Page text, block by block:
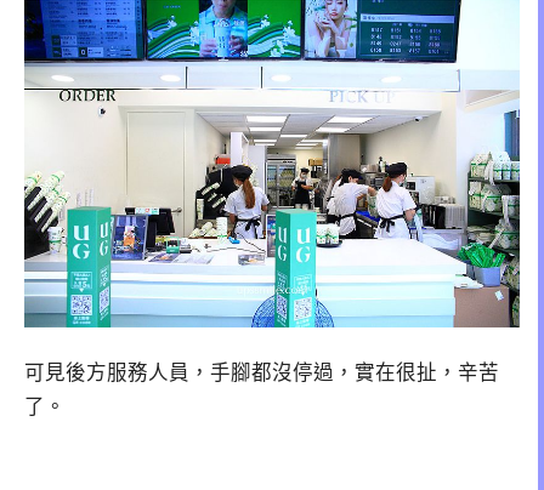
可見後方服務人員，手腳都沒停過，實在很扯，辛苦
了。